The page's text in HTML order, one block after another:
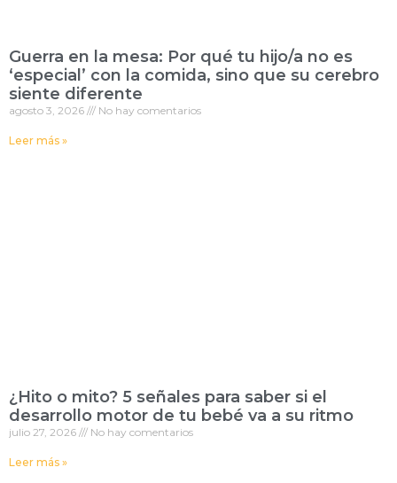
Guerra en la mesa: Por qué tu hijo/a no es
‘especial’ con la comida, sino que su cerebro
siente diferente
agosto 3, 2026 No hay comentarios
Leer más »
¿Hito o mito? 5 señales para saber si el
desarrollo motor de tu bebé va a su ritmo
julio 27, 2026 No hay comentarios
Leer más »